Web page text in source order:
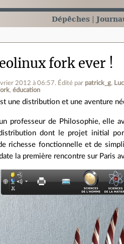
Dépêches
fork ever !
2012 à 06:57. Édité par patrick_g,
éducation
une distribution et une aventure
professeur de Philosophie, elle
dont le projet initial
richesse fonctionnelle et de
la première rencontre sur Paris